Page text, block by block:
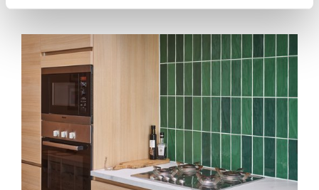
intrekken in de Cookieverklaring.
Breng uw cookies, net als een keukenproject, op smaak
voor een ervaring op maat. Door de cookies te
accepteren, geniet u van een vloeiende ervaring. Ze
zorgen voor een
website, bieden inzichten
analyseren
wat beter kan en helpen ons om u
gepersonaliseerde
ervaring te bieden zoals
aangegeven in het
cookiebeleid